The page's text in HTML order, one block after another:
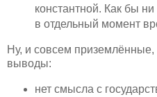
константной. Как бы
в отдельный момент
Ну, и совсем приземлённые,
выводы:
нет смысла с